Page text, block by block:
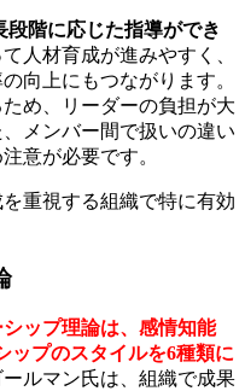
階に応じた指導ができ
人材育成が進みやすく、
向上にもつながります。
め、リーダーの負担が大
メンバー間で扱いの違い
意が必要です。
重視する組織で特に有効
ップ理論は、感情知能
ップのスタイルを6種類に
ルマン氏は、組織で成果